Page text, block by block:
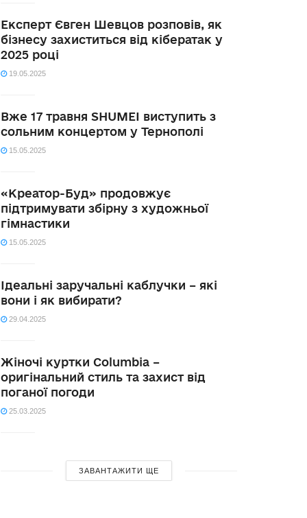
Експерт Євген Шевцов розповів, як
бізнесу захиститься від кібератак у
2025 році
19.05.2025
Вже 17 травня SHUMEI виступить з
сольним концертом у Тернополі
15.05.2025
«Креатор-Буд» продовжує
підтримувати збірну з художньої
гімнастики
15.05.2025
Ідеальні заручальні каблучки – які
вони і як вибирати?
29.04.2025
Жіночі куртки Columbia –
оригінальний стиль та захист від
поганої погоди
25.03.2025
ЗАВАНТАЖИТИ ЩЕ